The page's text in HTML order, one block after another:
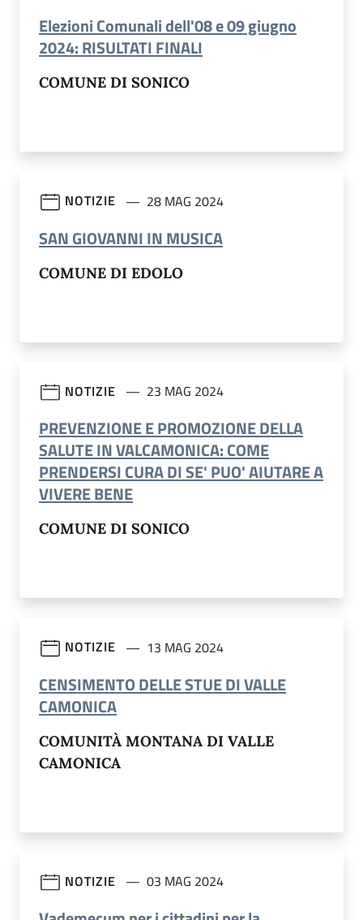
Elezioni Comunali dell'08 e 09 giugno
2024: RISULTATI FINALI
COMUNE DI SONICO
NOTIZIE 28 MAG 2024
SAN GIOVANNI IN MUSICA(apre in un'altra
COMUNE DI EDOLO
NOTIZIE 23 MAG 2024
PREVENZIONE E PROMOZIONE DELLA
SALUTE IN VALCAMONICA: COME
PRENDERSI CURA DI SE' PUO' AIUTARE A
VIVERE BENE(apre in un'altra scheda).
COMUNE DI SONICO
NOTIZIE 13 MAG 2024
CENSIMENTO DELLE STUE DI VALLE
CAMONICA(apre in un'altra scheda).
COMUNITÀ MONTANA DI VALLE
CAMONICA
NOTIZIE 03 MAG 2024